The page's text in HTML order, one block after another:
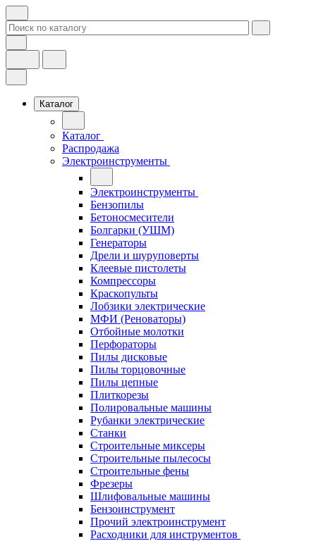
Каталог
Каталог
Распродажа
Электроинструменты
Электроинструменты
Бензопилы
Бетоносмесители
Болгарки (УШМ)
Генераторы
Дрели и шуруповерты
Клеевые пистолеты
Компрессоры
Краскопульты
Лобзики электрические
МФИ (Реноваторы)
Отбойные молотки
Перфораторы
Пилы дисковые
Пилы торцовочные
Пилы цепные
Плиткорезы
Полировальные машины
Рубанки электрические
Станки
Строительные миксеры
Строительные пылесосы
Строительные фены
Фрезеры
Шлифовальные машины
Бензоинструмент
Прочий электроинструмент
Расходники для инструментов